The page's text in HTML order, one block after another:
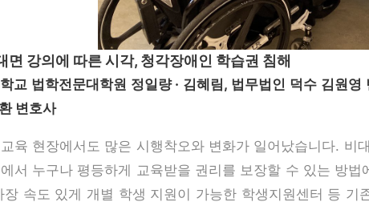
강의에 따른 시각, 청각장애인 학습권 침해
교 법학전문대학원 정일량 · 김혜림, 법무법인 덕수 김원
변호사
육 현장에서도 많은 시행착오와 변화가 일어났습니다.
서 누구나 평등하게 교육받을 권리를 보장할 수 있는 방
장 속도 있게 개별 학생 지원이 가능한 학생지원센터 등